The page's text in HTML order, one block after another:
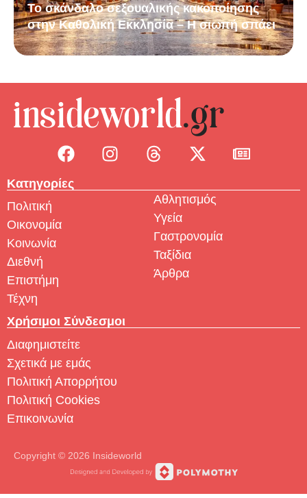
Το σκάνδαλο σεξουαλικής κακοποίησης
στην Καθολική Εκκλησία – Η σιωπή σπάει
Κατηγορίες
Πολιτική
Οικονομία
Κοινωνία
Διεθνή
Επιστήμη
Τέχνη
Αθλητισμός
Υγεία
Γαστρονομία
Ταξίδια
Άρθρα
Χρήσιμοι Σύνδεσμοι
Διαφημιστείτε
Σχετικά με εμάς
Πολιτική Απορρήτου
Πολιτική Cookies
Επικοινωνία
Copyright © 2026 Insideworld